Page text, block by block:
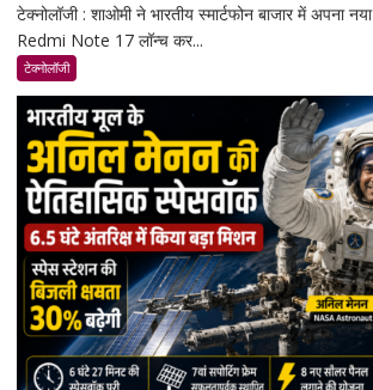
टेक्नोलॉजी : शाओमी ने भारतीय स्मार्टफोन बाजार में अपना
Redmi Note 17 लॉन्च कर...
टेक्नोलॉजी